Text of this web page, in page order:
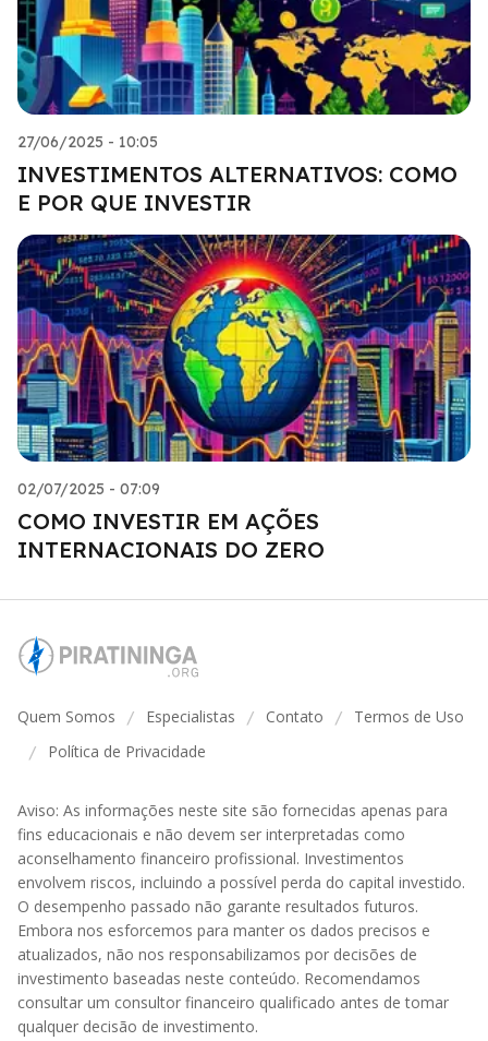
27/06/2025 - 10:05
INVESTIMENTOS ALTERNATIVOS: COMO
E POR QUE INVESTIR
02/07/2025 - 07:09
COMO INVESTIR EM AÇÕES
INTERNACIONAIS DO ZERO
Quem Somos / Especialistas / Contato / Termos de Uso
/ Política de Privacidade
Aviso: As informações neste site são fornecidas apenas para
fins educacionais e não devem ser interpretadas como
aconselhamento financeiro profissional. Investimentos
envolvem riscos, incluindo a possível perda do capital investido.
O desempenho passado não garante resultados futuros.
Embora nos esforcemos para manter os dados precisos e
atualizados, não nos responsabilizamos por decisões de
investimento baseadas neste conteúdo. Recomendamos
consultar um consultor financeiro qualificado antes de tomar
qualquer decisão de investimento.